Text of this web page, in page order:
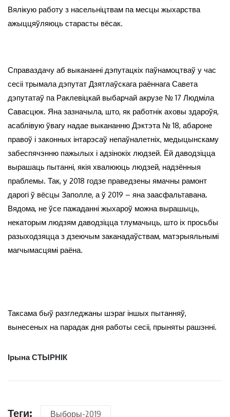
Вялікую работу з насельніцтвам па месцы жыхарства
ажыццяўляюць старасты вёсак.
Справаздачу аб выкананні дэпутацкіх паўнамоцтваў у час
сесіі трымала дэпутат Дзятлаўскага раённага Савета
дэпутатаў па Раклевіцкай выбарчай акрузе № 17 Людміла
Савасцюк. Яна зазначыла, што, як работнік аховы здароўя,
асаблівую ўвагу надае выкананню Дэктэта № 18, абароне
правоў і законных інтарэсаў непаўналетніх, медыцынскаму
забеспячэнню пажылых і адзінокіх людзей. Ёй даводзіцца
вырашаць пытанні, якія хвалююць людзей, надзённыя
праблемы. Так, у 2018 годзе праведзены ямачны рамонт
дарогі ў вёсцы Заполле, а ў 2019 – яна заасфальтавана.
Вядома, не ўсе пажаданні жыхароў можна вырашыць,
некаторым людзям даводзіцца тлумачыць, што іх просьбы
разыходзяцца з дзеючым заканадаўствам, матэрыяльнымі
магчымасцямі раёна.
Таксама быў разгледжаны шэраг іншых пытанняў,
вынесеных на парадак дня работы сесіі, прыняты рашэнні.
Ірына СТЫРНІК
Теги: Выборы-2019